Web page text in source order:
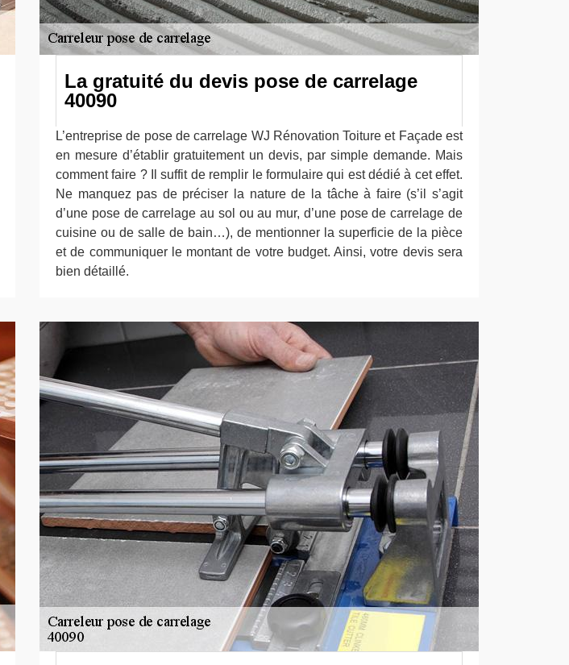
La gratuité du devis pose de carrelage
40090
L’entreprise de pose de carrelage WJ Rénovation Toiture et Façade est
en mesure d’établir gratuitement un devis, par simple demande. Mais
comment faire ? Il suffit de remplir le formulaire qui est dédié à cet effet.
Ne manquez pas de préciser la nature de la tâche à faire (s’il s’agit
d’une pose de carrelage au sol ou au mur, d’une pose de carrelage de
cuisine ou de salle de bain…), de mentionner la superficie de la pièce
et de communiquer le montant de votre budget. Ainsi, votre devis sera
bien détaillé.